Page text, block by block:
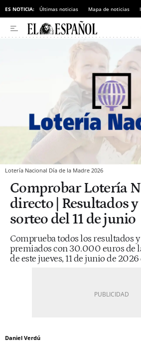
ES NOTICIA: Últimas noticias Mapa de noticias
Lotería Nacional Día de la Madre 2026
Comprobar Lotería
directo | Resultados
sorteo del 11 de junio
Comprueba todos los resultados
premiados con 30.000 euros de
de este jueves, 11 de junio de
Daniel Verdú